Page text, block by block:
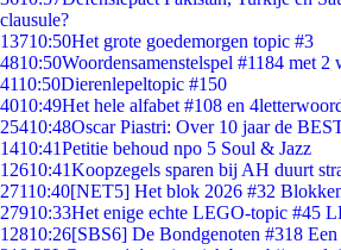
clausule?
13710:50Het grote goedemorgen topic #3
4810:50Woordensamenstelspel #1184 met
4110:50Dierenlepeltopic #150
4010:49Het hele alfabet #108 en
25410:48Oscar Piastri: Over 10 jaar de
1410:41Petitie behoud npo 5 Soul & Jazz
12610:41Koopzegels sparen bij AH duurt
27110:40[NET5] Het blok 2026 #32
27910:33Het enige echte LEGO-topic #45
12810:26[SBS6] De Bondgenoten #318